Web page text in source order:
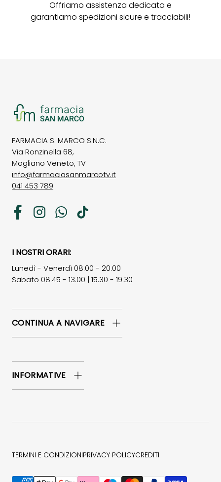
Offriamo assistenza dedicata e
garantiamo spedizioni sicure e tracciabili!
FARMACIA S. MARCO S.N.C.
Via Ronzinella 68,
Mogliano Veneto, TV
info@farmaciasanmarcotv.it
041 453 789
FacebookInstagramWhatsApp
TikTok
I NOSTRI ORARI:
Lunedì - Venerdì 08.00 - 20.00
Sabato 08.45 - 13.00 | 15.30 - 19.30
CONTINUA A NAVIGARE
INFORMATIVE
TERMINI E CONDIZIONIPRIVACY POLICYCREDITI